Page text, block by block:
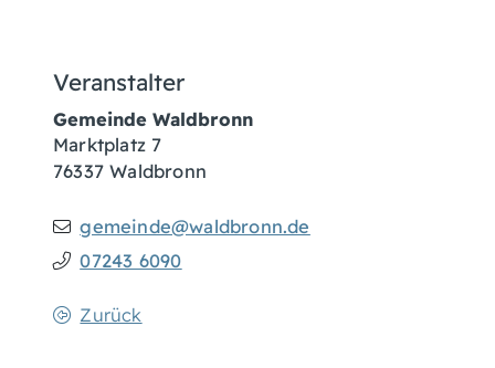
Veranstalter
Gemeinde Waldbronn
Marktplatz 7
76337 Waldbronn
gemeinde@waldbronn.de
07243 6090
Zurück